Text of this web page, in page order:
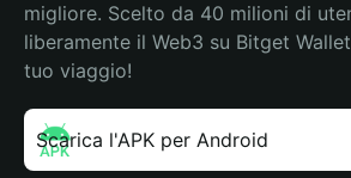
migliore. Scelto da 40 milioni di
liberamente il Web3 su Bitget
tuo viaggio!
Scarica l'APK per Android